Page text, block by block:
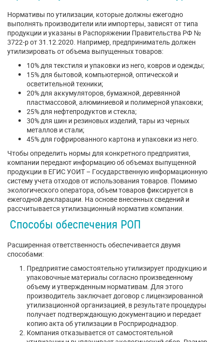
Нормативы по утилизации, которые должны ежегодно
выполнять производители или импортеры, зависят от типа
продукции и указаны в Распоряжении Правительства РФ №
3722-р от 31.12.2020. Например, предприниматель должен
утилизировать от объема выпущенных товаров:
10% для текстиля и упаковки из него, ковров и одежды;
15% для бытовой, компьютерной, оптической и
осветительной техники;
20% для аккумуляторов, бумажной, деревянной
пластмассовой, алюминиевой и полимерной упаковки;
25% для нефтепродуктов и стекла;
30% для шин и резиновых изделий, тары из черных
металлов и стали;
45% для гофрированного картона и упаковки из него.
Чтобы определить нормы для конкретного предприятия,
компании передают информацию об объемах выпущенной
продукции в ЕГИС УОИТ – Государственную информационную
систему учета отходов от использования товаров. Помимо
экологического оператора, объем товаров фиксируется в
ежегодной декларации. На основе внесенных сведений и
рассчитывается утилизационный норматив компании.
Способы обеспечения РОП
Расширенная ответственность обеспечивается двумя
способами:
Предприятие самостоятельно утилизирует продукцию и
упаковочные материалы согласно произведенному
объему и утвержденным нормативам. Для этого
производитель заключает договор с лицензированной
утилизационной организацией, в результате процедуры
получает подтверждающую документацию и передает
копию акта об утилизации в Росприроднадзор.
Компания отказывается от самостоятельной